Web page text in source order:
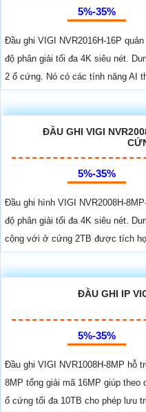
5%-35%
Đầu ghi VIGI NVR2016H-16P
độ phân giải tối đa 4K siêu nét.
2 ổ cứng. Nó có các tính năng AI
ĐẦU GHI VIGI
5%-35%
Đầu ghi hình VIGI NVR2008H-
độ phân giải tối đa 4K siêu nét.
cộng với ở cứng 2TB được tích
ĐẦU GHI IP
5%-35%
Đầu ghi VIGI NVR1008H-8MP hỗ
8MP tổng giải mã 16MP giúp
ổ cứng tối đa 10TB cho phép lưu